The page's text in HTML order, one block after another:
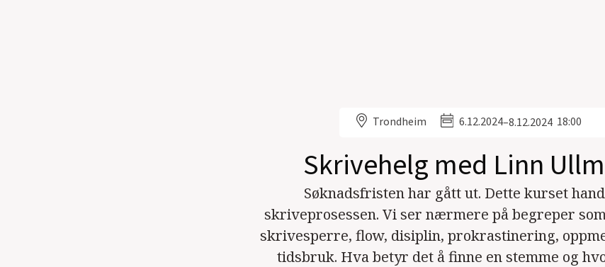
Trondheim 6.12.2024–8.12.2024 18:00
Skrivehelg med Linn
Søknadsfristen har gått ut. Dette kurset
skriveprosessen. Vi ser nærmere på begreper
skrivesperre, flow, disiplin, prokrastinering,
tidsbruk. Hva betyr det å finne en stemme og